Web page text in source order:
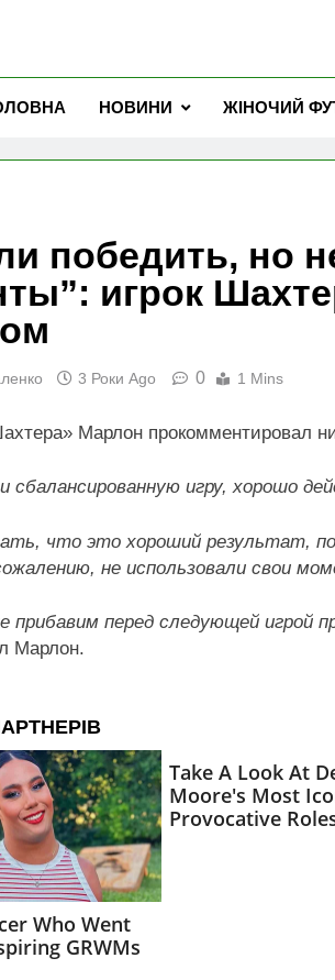
НОВИНИ ЖІНОЧИЙ
победить, но
игрок
3 Роки Ago 0 1 Mins
Марлон прокомментировал
сбалансированную игру, хорошо
что это хороший результат,
не использовали свои
прибавим перед следующей игрой
Марлон.